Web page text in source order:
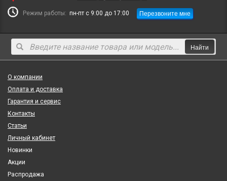
Режим работы: пн-пт с 9:00 до 17:00 Перезвоните мне
Найти
О компании
Оплата и доставка
Гарантия и сервис
Контакты
Статьи
Личный кабинет
Новинки
Акции
Распродажа